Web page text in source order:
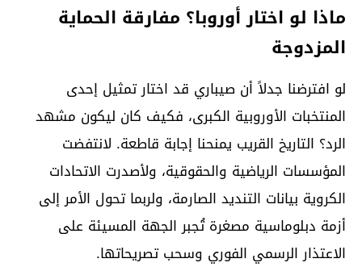
ماذا لو اختار أوروبا؟ مفارقة الحماية
المزدوجة
لو افترضنا جدلاً أن صيباري قد اختار تمثيل إحدى
المنتخبات الأوروبية الكبرى، فكيف كان ليكون مشهد
الرد؟ التاريخ القريب يمنحنا إجابة قاطعة. لانتفضت
المؤسسات الرياضية والحقوقية، ولأصدرت الاتحادات
الكروية بيانات التنديد الصارمة، ولربما تحول الأمر إلى
أزمة دبلوماسية مصغرة تُجبر الجهة المسيئة على
الاعتذار الرسمي الفوري وسحب تصريحاتها.